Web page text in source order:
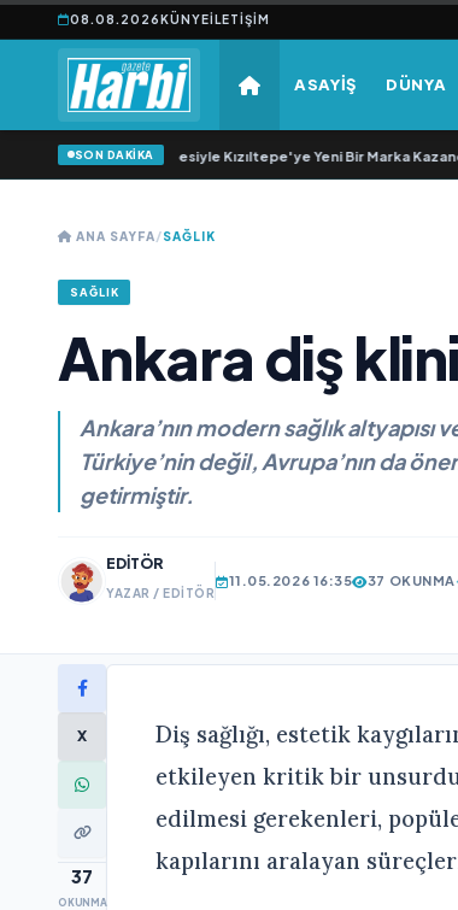
08.08.2026KÜNYEİLETIŞIM
ASAYİŞ DÜNYA
SON DAKİKA
Yıllık Esnaflık Tecrübesiyle Kızıltepe'ye Yeni Bir Marka Kazandırdı
ANA SAYFA/SAĞLIK
SAĞLIK
Ankara diş
Ankara’nın modern sağlık
Türkiye’nin değil, Avrupa’nın da
getirmiştir.
EDITÖR
YAZAR / EDITÖR
11.05.2026 16:35 37 OKUNMA
X
37
OKUNMA
Diş sağlığı, estetik
etkileyen kritik bir
edilmesi gerekenleri,
kapılarını aralayan